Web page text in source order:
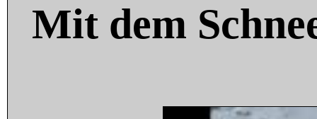
Mit dem